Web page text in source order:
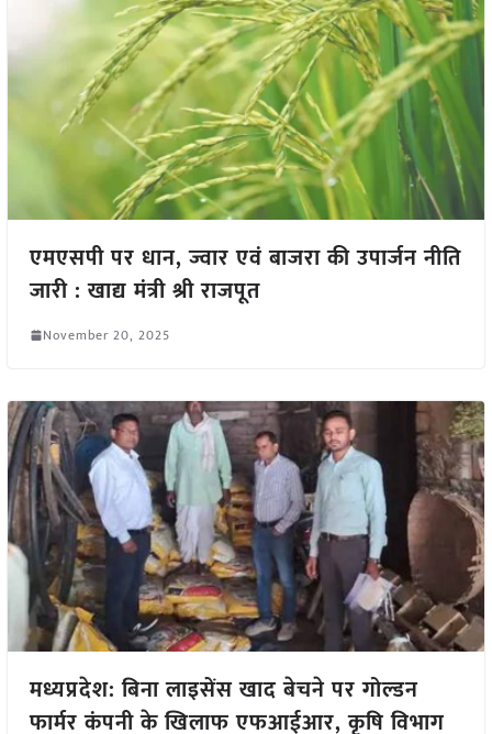
एमएसपी पर धान, ज्वार एवं बाजरा की उपार्जन नीति
जारी : खाद्य मंत्री श्री राजपूत
November 20, 2025
मध्यप्रदेश: बिना लाइसेंस खाद बेचने पर गोल्डन
फार्मर कंपनी के खिलाफ एफआईआर, कृषि विभाग